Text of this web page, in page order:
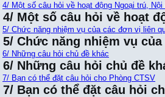
4/ Một số câu hỏi về hoạt động Ngoại trú,
4/ Một số câu hỏi về hoạt
5/ Chức năng nhiệm vụ của các đơn vị liên
5/ Chức năng nhiệm vụ
6/ Những câu hỏi chủ đề khác
6/ Những câu hỏi chủ đề
7/ Bạn có thể đặt câu hỏi cho Phòng CTSV
7/ Bạn có thể đặt câu hỏi